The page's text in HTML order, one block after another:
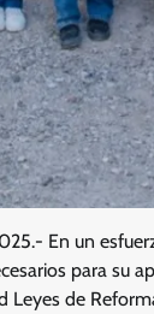
En un
para su
Leyes de